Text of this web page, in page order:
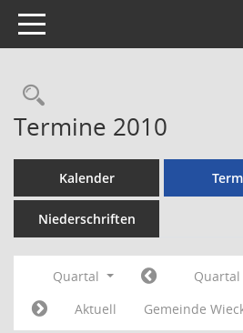
Toggle navigation
Rechercheauswahl
Termine 2010
Kalender
Niederschriften
Quartal Quartal
Aktuell
Gemeinde